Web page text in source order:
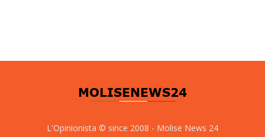
L'Opinionista © since 2008 - Molise News 24